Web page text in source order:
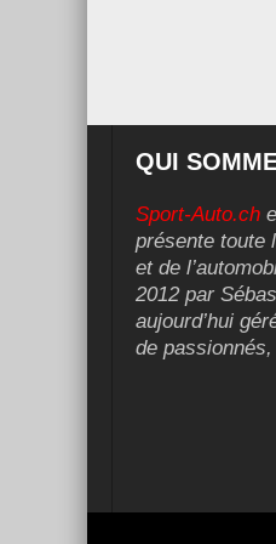
QUI
Sport-Auto.ch
présente toute
et de
2012 par
aujourd’hui
de